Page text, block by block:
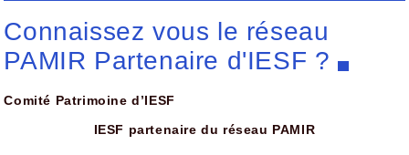
Connaissez vous le réseau
PAMIR Partenaire d'IESF ?
Comité Patrimoine d’IESF
IESF partenaire du réseau PAMIR